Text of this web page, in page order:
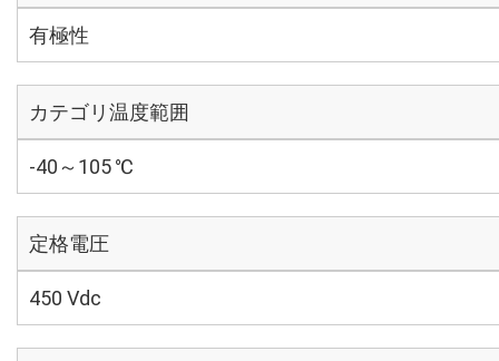
有極性
カテゴリ温度範囲
-40～105 ℃
定格電圧
450 Vdc